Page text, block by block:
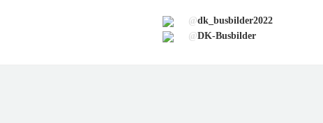
@dk_busbilder2022
@DK-Busbilder